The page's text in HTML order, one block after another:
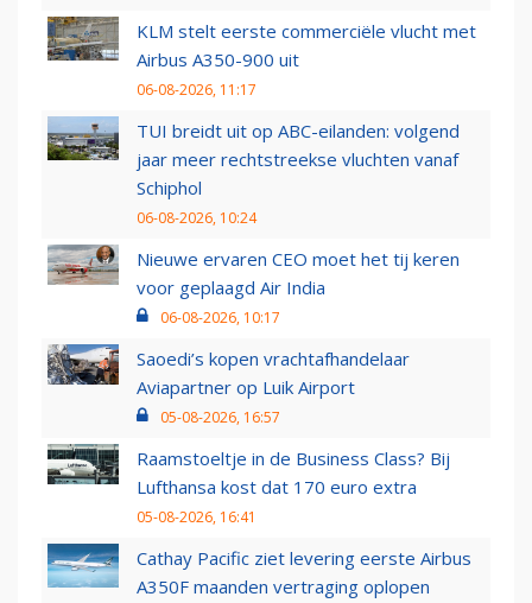
KLM stelt eerste commerciële vlucht met
Airbus A350-900 uit
06-08-2026, 11:17
TUI breidt uit op ABC-eilanden: volgend
jaar meer rechtstreekse vluchten vanaf
Schiphol
06-08-2026, 10:24
Nieuwe ervaren CEO moet het tij keren
voor geplaagd Air India
06-08-2026, 10:17
Saoedi’s kopen vrachtafhandelaar
Aviapartner op Luik Airport
05-08-2026, 16:57
Raamstoeltje in de Business Class? Bij
Lufthansa kost dat 170 euro extra
05-08-2026, 16:41
Cathay Pacific ziet levering eerste Airbus
A350F maanden vertraging oplopen